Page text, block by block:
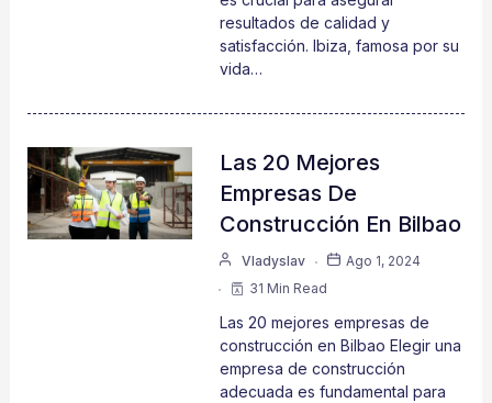
resultados de calidad y
satisfacción. Ibiza, famosa por su
vida…
Las 20 Mejores
Empresas De
Construcción En Bilbao
Vladyslav
Ago 1, 2024
31 Min Read
Las 20 mejores empresas de
construcción en Bilbao Elegir una
empresa de construcción
adecuada es fundamental para